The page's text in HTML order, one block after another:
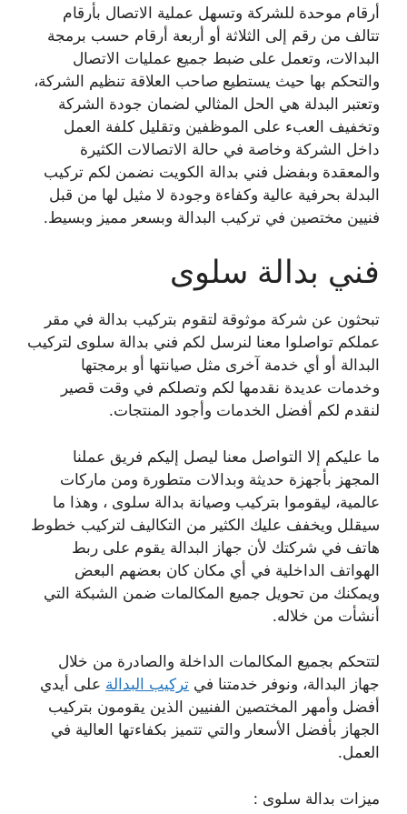
أرقام موحدة للشركة وتسهل عملية الاتصال بأرقام
تتالف من رقم إلى الثلاثة أو أربعة أرقام حسب برمجة
البدالات، وتعمل على ضبط جميع عمليات الاتصال
والتحكم بها حيث يستطيع صاحب العلاقة تنظيم الشركة،
وتعتبر البدلة هي الحل المثالي لضمان جودة الشركة
وتخفيف العبء على الموظفين وتقليل كلفة العمل
داخل الشركة وخاصة في حالة الاتصالات الكثيرة
والمعقدة وبفضل فني بدالة الكويت نضمن لكم تركيب
البدلة بحرفية عالية وكفاءة وجودة لا مثيل لها من قبل
فنيين مختصين في تركيب البدالة وبسعر مميز وبسيط.
فني بدالة سلوى
تبحثون عن شركة موثوقة لتقوم بتركيب بدالة في مقر
عملكم تواصلوا معنا لنرسل لكم فني بدالة سلوى لتركيب
البدالة أو أي خدمة آخرى مثل صيانتها أو برمجتها
وخدمات عديدة نقدمها لكم وتصلكم في وقت قصير
لنقدم لكم أفضل الخدمات وأجود المنتجات.
ما عليكم إلا التواصل معنا ليصل إليكم فريق عملنا
المجهز بأجهزة حديثة وبدالات متطورة ومن ماركات
عالمية، ليقوموا بتركيب وصيانة بدالة سلوى ، وهذا ما
سيقلل ويخفف عليك الكثير من التكاليف لتركيب خطوط
هاتف في شركتك لأن جهاز البدالة يقوم على ربط
الهواتف الداخلية في أي مكان كان بعضهم البعض
ويمكنك من تحويل جميع المكالمات ضمن الشبكة التي
أنشأت من خلاله.
لتتحكم بجميع المكالمات الداخلة والصادرة من خلال
جهاز البدالة، ونوفر خدمتنا في تركيب البدالة على أيدي
أفضل وأمهر المختصين الفنيين الذين يقومون بتركيب
الجهاز بأفضل الأسعار والتي تتميز بكفاءتها العالية في
العمل.
ميزات بدالة سلوى :